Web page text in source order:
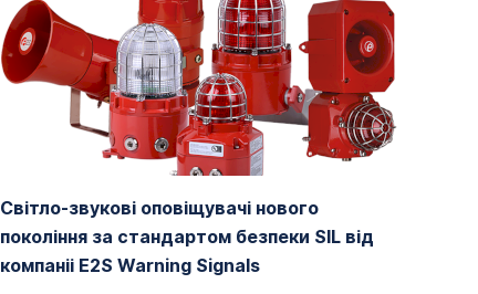
Світло-звукові оповіщувачі нового
покоління за стандартом безпеки SIL від
компаніі E2S Warning Signals